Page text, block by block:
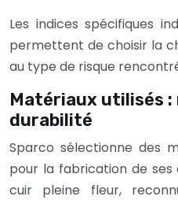
Les indices spécifiques
permettent de choisir la
au type de risque
Matériaux utilisés
durabilité
Sparco sélectionne des
pour la fabrication de ses
cuir pleine fleur,